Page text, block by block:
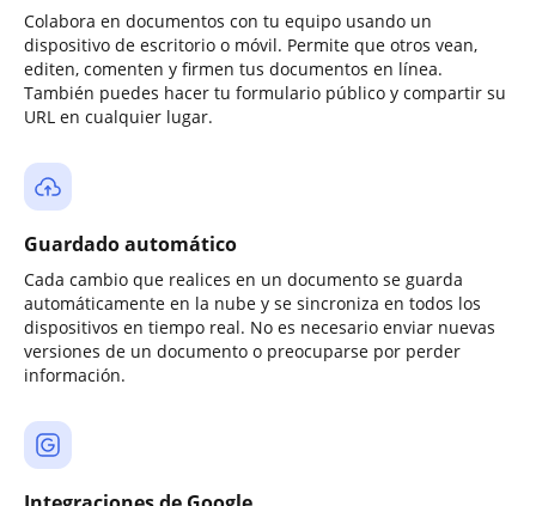
Colabora en documentos con tu equipo usando un
dispositivo de escritorio o móvil. Permite que otros vean,
editen, comenten y firmen tus documentos en línea.
También puedes hacer tu formulario público y compartir su
URL en cualquier lugar.
Guardado automático
Cada cambio que realices en un documento se guarda
automáticamente en la nube y se sincroniza en todos los
dispositivos en tiempo real. No es necesario enviar nuevas
versiones de un documento o preocuparse por perder
información.